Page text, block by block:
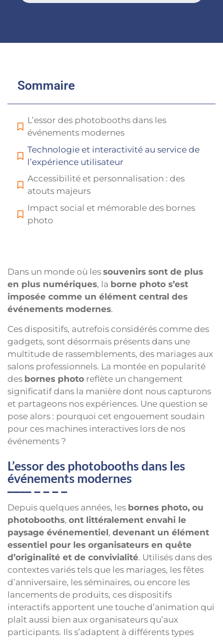
Sommaire
L’essor des photobooths dans les
événements modernes
Technologie et interactivité au service de
l’expérience utilisateur
Accessibilité et personnalisation : des
atouts majeurs
Impact social et mémorable des bornes
photo
Dans un monde où les souvenirs sont de plus
en plus numériques, la borne photo s’est
imposée comme un élément central des
événements modernes.
Ces dispositifs, autrefois considérés comme des
gadgets, sont désormais présents dans une
multitude de rassemblements, des mariages aux
salons professionnels. La montée en popularité
des bornes photo reflète un changement
significatif dans la manière dont nous capturons
et partageons nos expériences. Une question se
pose alors : pourquoi cet engouement soudain
pour ces machines interactives lors de nos
événements ?
L’essor des photobooths dans les
événements modernes
Depuis quelques années, les bornes photo, ou
photobooths, ont littéralement envahi le
paysage événementiel, devenant un élément
essentiel pour les organisateurs en quête
d’originalité et de convivialité. Utilisés dans des
contextes variés tels que les mariages, les fêtes
d’anniversaire, les séminaires, ou encore les
lancements de produits, ces dispositifs
interactifs apportent une touche d’animation qui
plaît aussi bien aux organisateurs qu’aux
participants. Ils s’adaptent à différents types